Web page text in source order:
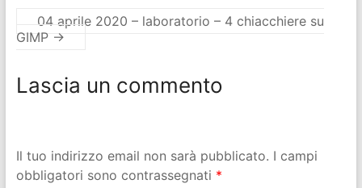
04 aprile 2020 – laboratorio – 4 chiacchiere su
GIMP →
Lascia un commento
Il tuo indirizzo email non sarà pubblicato. I campi
obbligatori sono contrassegnati *